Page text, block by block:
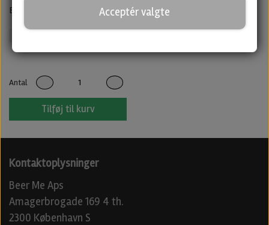
Brandy BA Strong Ale · ABV: 12% · Flaske: 33 cl.
Antal
Tilføj til kurv
Kontaktoplysninger
Beer Me Aps
Amagerbrogade 169 4 th.
2300 København S
Acceptér valgte